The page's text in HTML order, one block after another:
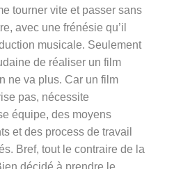
tourner vite et passer sans
avec une frénésie qu’il
musicale. Seulement
de réaliser un film
ne va plus. Car un film
pas, nécessite
équipe, des moyens
et des process de travail
Bref, tout le contraire de la
décidé à prendre le